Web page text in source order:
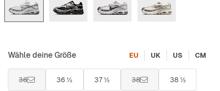
Wähle deine Größe EU UK US CM
36 36 ½ 37 ½ 38 38 ½